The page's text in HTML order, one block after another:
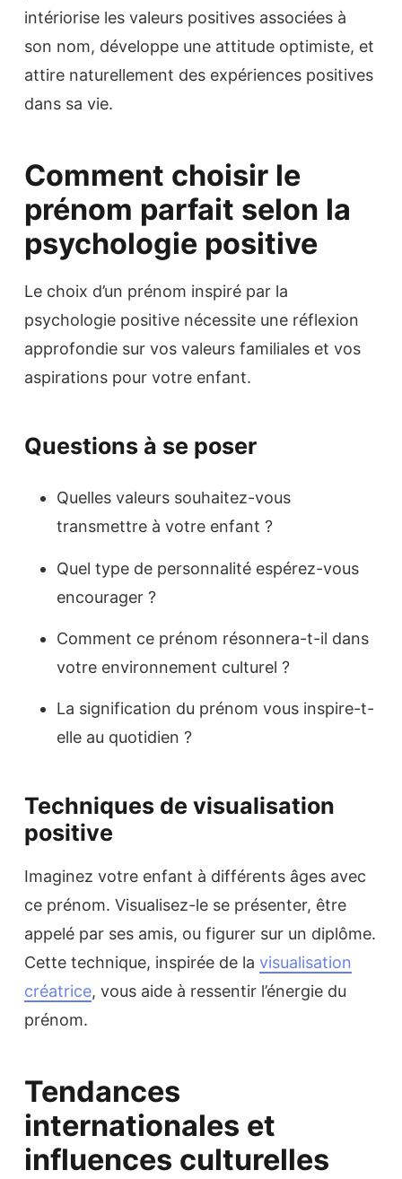
intériorise les valeurs positives associées à
son nom, développe une attitude optimiste, et
attire naturellement des expériences positives
dans sa vie.
Comment choisir le
prénom parfait selon la
psychologie positive
Le choix d’un prénom inspiré par la
psychologie positive nécessite une réflexion
approfondie sur vos valeurs familiales et vos
aspirations pour votre enfant.
Questions à se poser
Quelles valeurs souhaitez-vous
transmettre à votre enfant ?
Quel type de personnalité espérez-vous
encourager ?
Comment ce prénom résonnera-t-il dans
votre environnement culturel ?
La signification du prénom vous inspire-t-
elle au quotidien ?
Techniques de visualisation
positive
Imaginez votre enfant à différents âges avec
ce prénom. Visualisez-le se présenter, être
appelé par ses amis, ou figurer sur un diplôme.
Cette technique, inspirée de la visualisation
créatrice, vous aide à ressentir l’énergie du
prénom.
Tendances
internationales et
influences culturelles